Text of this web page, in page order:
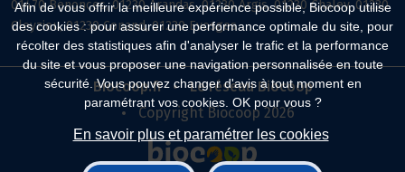
Afin de vous offrir la meilleure expérience possible, Biocoop utilise
des cookies : pour assurer une performance optimale du site, pour
récolter des statistiques afin d'analyser le trafic et la performance
du site et vous proposer une navigation personnalisée en toute
sécurité. Vous pouvez changer d'avis à tout moment en
paramétrant vos cookies. OK pour vous ?
En savoir plus et paramétrer les cookies
01470 Bénonces, 01230 Arandas, 01230 Argis, 01230 Chaley, 01230
Cleyzieu, 01230 Conand, 01230 Evosges
Biocoop.fr
Le réseau Biocoop
Copyright Biocoop 2026